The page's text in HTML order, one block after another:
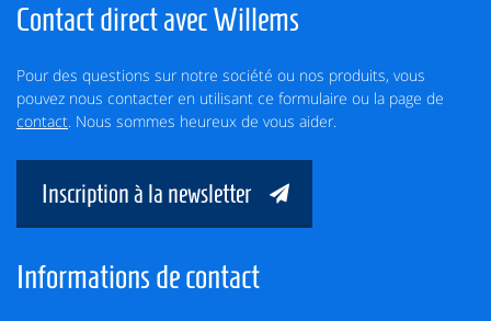
Contact direct avec Willems
Pour des questions sur notre société ou nos produits, vous
pouvez nous contacter en utilisant ce formulaire ou la page de
contact. Nous sommes heureux de vous aider.
Inscription à la newsletter
Informations de contact